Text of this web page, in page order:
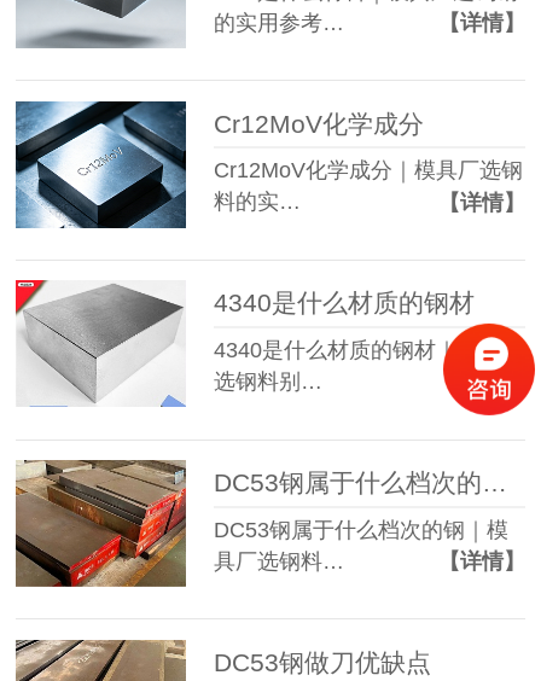
的实用参考…
【详情】
Cr12MoV化学成分
Cr12MoV化学成分｜模具厂选钢
料的实…
【详情】
4340是什么材质的钢材
4340是什么材质的钢材｜模具厂
选钢料别…
【详情】
DC53钢属于什么档次的钢材
DC53钢属于什么档次的钢｜模
具厂选钢料…
【详情】
DC53钢做刀优缺点